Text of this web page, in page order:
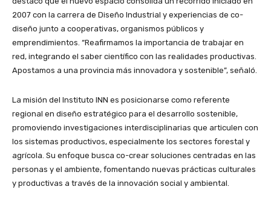
2007 con la carrera de Diseño Industrial y experiencias de co-
diseño junto a cooperativas, organismos públicos y
emprendimientos. “Reafirmamos la importancia de trabajar en
red, integrando el saber científico con las realidades productivas.
Apostamos a una provincia más innovadora y sostenible”, señaló.
La misión del Instituto INN es posicionarse como referente
regional en diseño estratégico para el desarrollo sostenible,
promoviendo investigaciones interdisciplinarias que articulen con
los sistemas productivos, especialmente los sectores forestal y
agrícola. Su enfoque busca co-crear soluciones centradas en las
personas y el ambiente, fomentando nuevas prácticas culturales
y productivas a través de la innovación social y ambiental.